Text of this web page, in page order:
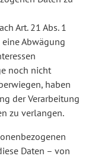
Art. 21 Abs. 1
eine Abwägung
noch nicht
haben
der Verarbeitung
zu verlangen.
Daten – von